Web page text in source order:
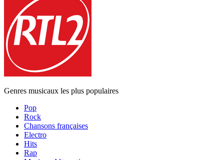
Genres musicaux les plus populaires
Pop
Rock
Chansons françaises
Electro
Hits
Rap